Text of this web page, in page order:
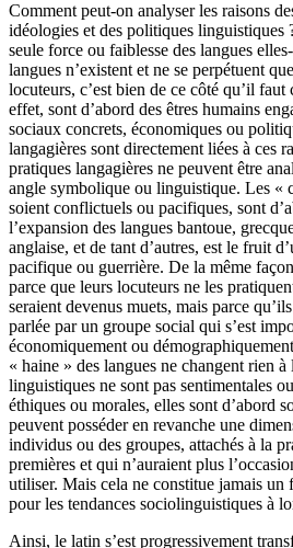
Comment peut-on analyser les raisons
idéologies et des politiques linguistiques
seule force ou faiblesse des langues
langues n’existent et ne se perpétuent
locuteurs, c’est bien de ce côté qu’il
effet, sont d’abord des êtres humains
sociaux concrets, économiques ou
langagières sont directement liées à ces
pratiques langagières ne peuvent être
angle symbolique ou linguistique. Les «
soient conflictuels ou pacifiques, sont
l’expansion des langues bantoue,
anglaise, et de tant d’autres, est le fruit
pacifique ou guerrière. De la même
parce que leurs locuteurs ne les
seraient devenus muets, mais parce
parlée par un groupe social qui s’est
économiquement ou
« haine » des langues ne changent rien
linguistiques ne sont pas sentimentales
éthiques ou morales, elles sont d’abord
peuvent posséder en revanche une
individus ou des groupes, attachés à la
premières et qui n’auraient plus
utiliser. Mais cela ne constitue jamais un
pour les tendances sociolinguistiques à
Ainsi, le latin s’est progressivement